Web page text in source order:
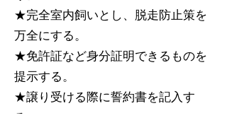
★完全室内飼いとし、脱走防止策を
万全にする。
★免許証など身分証明できるものを
提示する。
★譲り受ける際に誓約書を記入す
る。